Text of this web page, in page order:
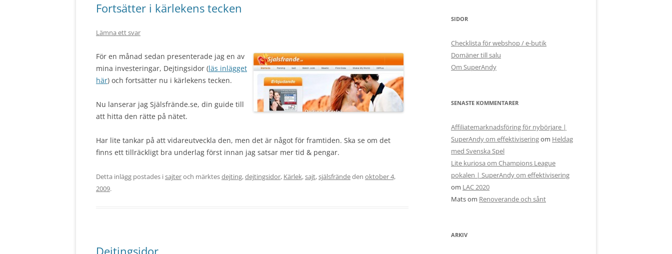
Fortsätter i kärlekens tecken
Lämna ett svar
För en månad sedan presenterade jag en av
mina investeringar, Dejtingsidor (läs inlägget
här) och fortsätter nu i kärlekens tecken.
Nu lanserar jag Själsfrände.se, din guide till
att hitta den rätte på nätet.
Har lite tankar på att vidareutveckla den, men det är något för framtiden. Ska se om det
finns ett tillräckligt bra underlag först innan jag satsar mer tid & pengar.
Detta inlägg postades isajteroch märktesdejting,dejtingsidor, Kärlek,sajt,själsfrändeden oktober 4,
2009.
Dejtingsidor
SIDOR
Checklista för webshop / e-butik
Domäner till salu
Om SuperAndy
SENASTE KOMMENTARER
Affiliatemarknadsföring för nybörjare |
SuperAndy om effektiviseringom Heldag
med Svenska Spel
Lite kuriosa om Champions League
pokalen | SuperAndy om effektivisering
om LAC 2020
Matsom Renoverande och sånt
ARKIV